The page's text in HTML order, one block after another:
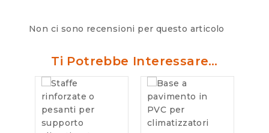
Non ci sono recensioni per questo articolo
Ti Potrebbe Interessare…